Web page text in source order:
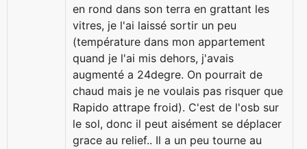
en rond dans son terra en grattant les
vitres, je l'ai laissé sortir un peu
(température dans mon appartement
quand je l'ai mis dehors, j'avais
augmenté a 24degre. On pourrait de
chaud mais je ne voulais pas risquer que
Rapido attrape froid). C'est de l'osb sur
le sol, donc il peut aisément se déplacer
grace au relief.. Il a un peu tourne au